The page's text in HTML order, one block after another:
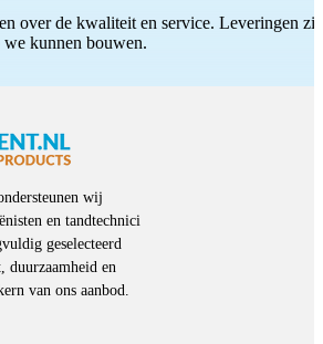
over de kwaliteit en service. Leveringen
kunnen bouwen.
wij
en tandtechnici
geselecteerd
duurzaamheid en
van ons aanbod.